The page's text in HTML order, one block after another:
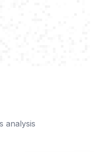
analysis